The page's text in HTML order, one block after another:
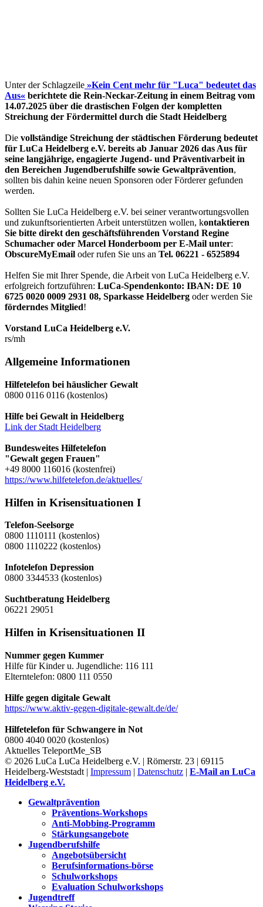
Unter der Schlagzeile »Kein Cent mehr für "Luca" bedeutet das
Aus« berichtete die Rein-Neckar-Zeitung in einem Beitrag vom
14.07.2025 über die drastischen Folgen der kompletten
Streichung der Fördermittel durch die Stadt Heidelberg
Die vollständige Streichung der städtischen Förderung bedeutet
für LuCa Heidelberg e.V. bereits ab Januar 2026 das Aus für
seine langjährige, engagierte Jugend- und Präventivarbeit in
den Bereichen Jugendberufshilfe sowie Gewaltprävention,
sollten bis dahin keine neuen Sponsoren oder Förderer gefunden
werden.
Sollten Sie LuCa Heidelberg e.V. bei seiner verantwortungsvollen
und zukunftsorientierten Arbeit unterstützen wollen, kontaktieren
Sie bitte direkt den geschäftsführenden Vorstand Regine
Schumacher oder Marcel Honderboom per E-Mail unter:
ObscureMyEmail oder rufen Sie uns an Tel. 06221 - 6525894
Helfen Sie mit Ihrer Spende, die Arbeit von LuCa Heidelberg e.V.
erfolgreich fortzuführen: LuCa-Spendenkonto: IBAN: DE 10
6725 0020 0009 2931 08, Sparkasse Heidelberg oder werden Sie
förderndes Mitglied!
Vorstand LuCa Heidelberg e.V.
rs/mh
Allgemeine Informationen
Hilfetelefon bei häuslicher Gewalt
0800 0116 0116 (kostenlos)
Hilfe bei Gewalt in Heidelberg
Link der Stadt Heidelberg
Bundesweites Hilfetelefon
"Gewalt gegen Frauen"
+49 8000 116016 (kostenfrei)
https://www.hilfetelefon.de/aktuelles/
Hilfen in Krisensituationen I
Telefon-Seelsorge
0800 1110111 (kostenlos)
0800 1110222 (kostenlos)
Infotelefon Depression
0800 3344533 (kostenlos)
Suchtberatung Heidelberg
06221 29051
Hilfen in Krisensituationen II
Nummer gegen Kummer
Hilfe für Kinder u. Jugendliche: 116 111
Elterntelefon: 0800 111 0550
Hilfe gegen digitale Gewalt
https://www.aktiv-gegen-digitale-gewalt.de/de/
Hilfetelefon für Schwangere in Not
0800 4040 0020 (kostenlos)
Aktuelles TeleportMe_SB
© 2026 LuCa LuCa Heidelberg e.V. | Römerstr. 23 | 69115
Heidelberg-Weststadt | Impressum | Datenschutz | E-Mail an LuCa
Heidelberg e.V.
Gewaltprävention
Präventions-Workshops
Anti-Mobbing-Programm
Stärkungsangebote
Jugendberufshilfe
Angebotsübersicht
Berufsinformations-börse
Schulworkshops
Evaluation Schulworkshops
Jugendtreff